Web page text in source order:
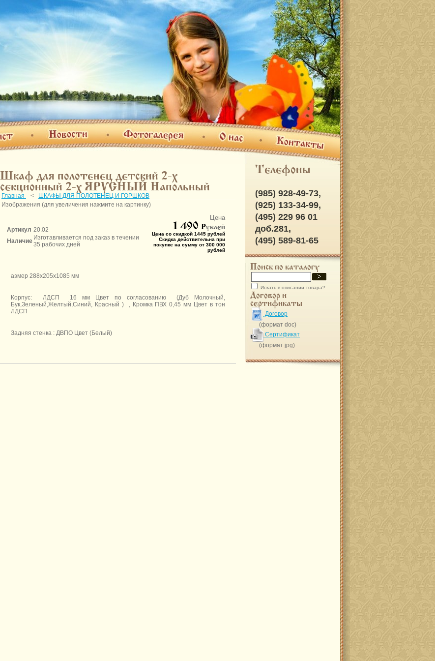
Контакты
Шкаф для полотенец детский 2-х
секционный 2-х ЯРУСНЫЙ Напольный
Главная <
ШКАФЫ ДЛЯ ПОЛОТЕНЕЦ И ГОРШКОВ
Изображения (для увеличения нажмите на картинку)
Артикул 20.02
Наличие Изготавливается под заказ в течении
35 рабочих дней
Цена
1 490 Pублей
Цена со скидкой 1445 рублей
Скидка действительна при
покупке на сумму от 300 000
рублей
азмер 288х205х1085 мм
Корпус: ЛДСП 16 мм Цвет по согласованию (Дуб Молочный,
Бук,Зеленый,Желтый,Синий, Красный ) , Кромка ПВХ 0,45 мм Цвет в тон
ЛДСП
Задняя стенка : ДВПО Цвет (Белый)
Телефоны
(985) 928-49-73,
(925) 133-34-99,
(495) 229 96 01
доб.281,
(495) 589-81-65
Поиск по каталогу
Искать в описании товара?
Договор и
сертификаты
Договор
(формат doc)
Сертификат
(формат jpg)